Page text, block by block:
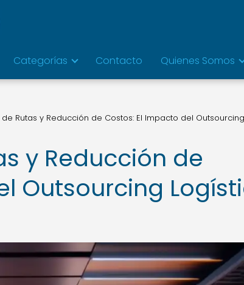
Categorías Contacto Quienes Somos
Rutas y Reducción de Costos: El Impacto del Outsourcing
y Reducción de
Outsourcing